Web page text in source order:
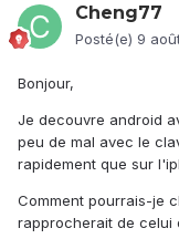
Cheng77
Posté(e) 9
Bonjour,
Je decouvre android
peu de mal avec le
rapidement que sur
Comment pourrais-je
rapprocherait de celui